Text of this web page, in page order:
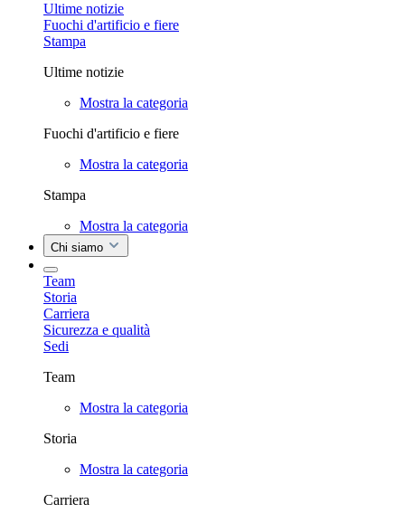
Ultime notizie
Fuochi d'artificio e fiere
Stampa
Ultime notizie
Mostra la categoria
Fuochi d'artificio e fiere
Mostra la categoria
Stampa
Mostra la categoria
Chi siamo
Team
Storia
Carriera
Sicurezza e qualità
Sedi
Team
Mostra la categoria
Storia
Mostra la categoria
Carriera